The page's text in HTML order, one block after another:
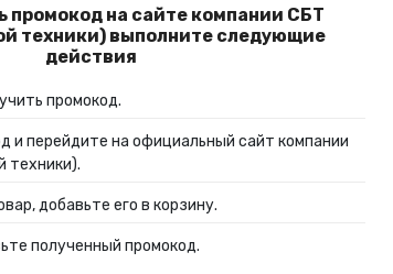
Алкогольные напитки
Часы и украшения
промокод на сайте компании СБТ
техники) выполните следующие
действия
промокод.
и перейдите на официальный сайт компании
техники).
добавьте его в корзину.
полученный промокод.